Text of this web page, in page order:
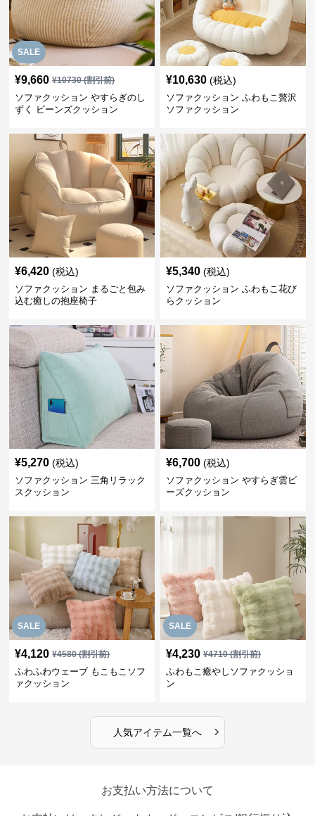
SALE
¥9,660 ¥10730(割引前)
ソファクッション やすらぎのし
ずく ビーンズクッション
¥10,630 (税込)
ソファクッション ふわもこ贅沢
ソファクッション
¥6,420 (税込)
ソファクッション まるごと包み
込む癒しの抱座椅子
¥5,340 (税込)
ソファクッション ふわもこ花び
らクッション
¥5,270 (税込)
ソファクッション 三角リラック
スクッション
¥6,700 (税込)
ソファクッション やすらぎ雲ビ
ーズクッション
SALE
¥4,120 ¥4580(割引前)
ふわふわウェーブ もこもこソフ
ァクッション
SALE
¥4,230 ¥4710(割引前)
ふわもこ癒やしソファクッショ
ン
人気アイテム一覧へ ›
お支払い方法について